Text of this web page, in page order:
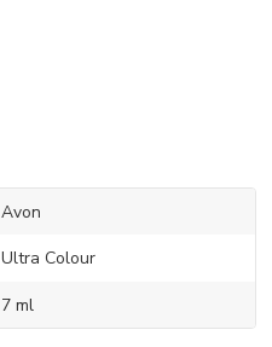
Avon
Ultra Colour
7 ml